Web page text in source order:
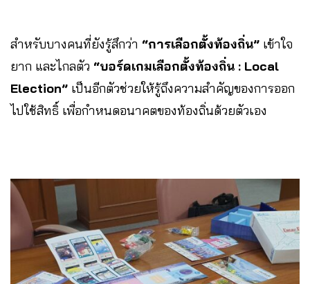
สำหรับบางคนที่ยังรู้สึกว่า “การเลือกตั้งท้องถิ่น” เข้าใจ
ยาก และไกลตัว “บอร์ดเกมเลือกตั้งท้องถิ่น : Local
Election” เป็นอีกตัวช่วยให้รู้ถึงความสำคัญของการออก
ไปใช้สิทธิ์ เพื่อกำหนดอนาคตของท้องถิ่นด้วยตัวเอง